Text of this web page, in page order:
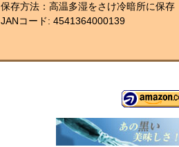
保存方法：高温多湿をさけ冷暗所に保存
JANコード: 4541364000139